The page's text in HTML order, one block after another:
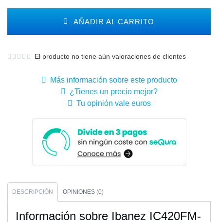
AÑADIR AL CARRITO
El producto no tiene aún valoraciones de clientes
Más información sobre este producto
¿Tienes un precio mejor?
Tu opinión vale euros
DESCRIPCIÓN OPINIONES (0)
Información sobre Ibanez IC420FM-